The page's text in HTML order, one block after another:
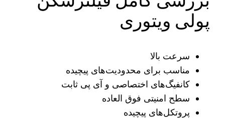
پولی ویتوری
سرعت بالا
مناسب برای محدودیت‌های پیچیده
کانفیگ‌های اختصاصی و آی پی ثابت
سطح امنیتی فوق العاده
پروتکل‌های پیچیده